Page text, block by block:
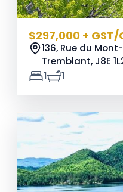
$297,000 + GST/
136, Rue du
Tremblant, J8E
1
1